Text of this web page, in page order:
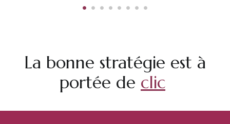
La bonne stratégie est à
portée de clic